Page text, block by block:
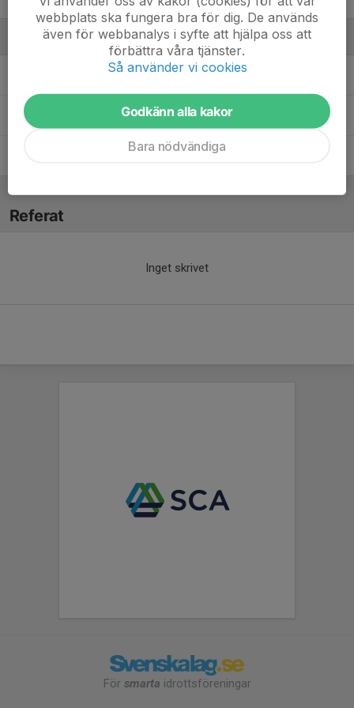
Ledare
Alexander NordlanderHuvudtränare
Jonas BurmanTränare
Jörgen Eriksson Tränare
Referat
Inget skrivet
För smarta idrottsföreningar
webbplats ska fungera bra för dig. De används
även för webbanalys i syfte att hjälpa oss att
förbättra våra tjänster.
Så använder vi cookies
Godkänn alla kakor
Bara nödvändiga